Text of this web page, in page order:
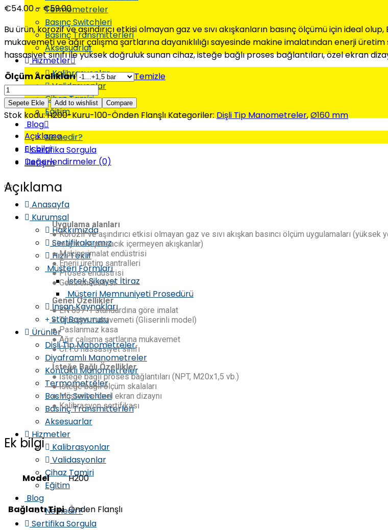
Termometreler
Basınç Switchleri
Basınç Transmitterleri
Aksesuarlar
Hizmetler
Kalibrasyonlar
Validasyonlar
Cihaz Tamiri
Eğitim
Blog
Ne nedir?
Sertifika Sorgula
İletişim
Anasayfa
Kurumsal
Hakkımızda
Sertifikalarımız
Hızlı Teklif
Müşteri Formları
İstek Şikayet İtiraz
Müşteri Memnuniyeti Prosedürü
İnsan Kaynakları
Staj Başvurusu
Ürünler
Dişli Tip Manometreler
Diyaframlı Manometreler
Kontaklı Manometreler
Termometreler
Basınç Switchleri
Basınç Transmitterleri
Aksesuarlar
Hizmetler
Kalibrasyonlar
Validasyonlar
Cihaz Tamiri
Eğitim
Blog
Ne nedir?
Sertifika Sorgula
€54.00– €59.00
Bu ürün, korozif ve aşındırıcı etkisi olmayan gaz ve sıvı akışkanların basınç ölçümü için ideal
mukavemeti ve ağır çalışma şartlarına dayanıklılığı sayesinde makine imalatından enerji
hassasiyet sınıfı ile yüksek doğruluk sunan cihaz, isteğe bağlı proses bağlantıları, özel ekran
Ölçüm Aralıkları
Temizle
Sepete Ekle Add to wishlist Compare
Stok kodu:H200-Kuru-100-Önden FlanşlıKategoriler:Dişli Tip Manometreler,Ø160 mm
Açıklama
Ek bilgi
Değerlendirmeler (0)
Açıklama
Uygulama alanları
● Korozif ve aşındırıcı etkisi olmayan gaz ve sıvı akışkan basıncı ölçüm uygulamaları (yüksek
olmayan ve parçacık içermeyen akışkanlar)
● Makine imalat endüstrisi
● Enerji üretim santralleri
● Proses endüstrisi
● Gemi endüstrisi
Genel Özellikler
● EN 837-1 standardına göre imalat
● Titreşim mukavemeti (Gliserinli model)
● Paslanmaz kasa
● Ağır çalışma şartlarına mukavemet
● Cl.1.0 hassasiyet sınıfı
İsteğe Bağlı Özellikler
● İsteğe bağlı proses bağlantıları (NPT, M20x1,5 vb.)
● İsteğe bağlı ölçüm skalaları
● Müşteriye özel ekran dizaynı
● Kalibrasyon sertifikası
Ek bilgi
Model H200
Bağlantı Tipi Önden Flanşlı